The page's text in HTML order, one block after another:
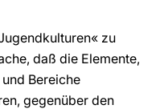
zu
daß die Elemente,
Bereiche
gegenüber den